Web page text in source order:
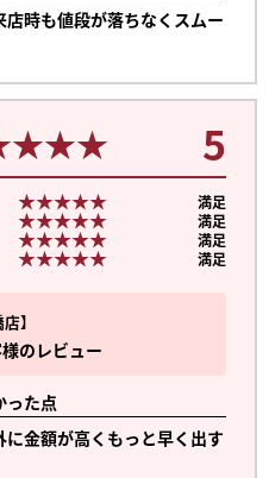
時も値段が落ちなくスムー
店
のレビュー
った点
金額が高くもっと早く出す
5
★★★★★
★★★★★
満足
★★★★★
★★★★★
満足
★★★★★
★★★★★
満足
★★★★★
★★★★★ 満足